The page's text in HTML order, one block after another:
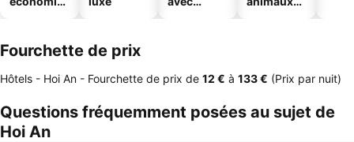
Fourchette de prix
Hôtels - Hoi An - Fourchette de prix de ‎12 € à ‎133 € (Prix par nuit)
Questions fréquemment posées au sujet de
Hoi An